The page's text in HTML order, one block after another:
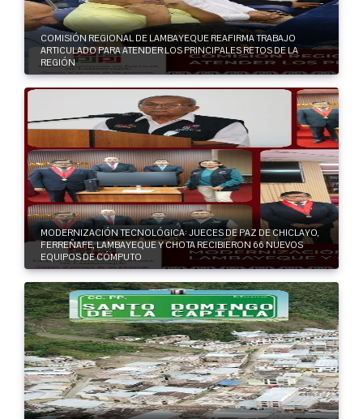
COMISIÓN REGIONAL DE LAMBAYEQUE REAFIRMA TRABAJO
ARTICULADO PARA ATENDER LOS PRINCIPALES RETOS DE LA
REGIÓN
MODERNIZACIÓN TECNOLÓGICA: JUECES DE PAZ DE CHICLAYO,
FERREÑAFE, LAMBAYEQUE Y CHOTA RECIBIERON 66 NUEVOS
EQUIPOS DE CÓMPUTO